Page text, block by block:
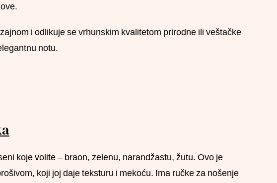
i odlikuje se vrhunskim kvalitetom prirodne ili veštačke
notu.
koje volite – braon, zelenu, narandžastu, žutu. Ovo je
koji joj daje teksturu i mekoću. Ima ručke za nošenje